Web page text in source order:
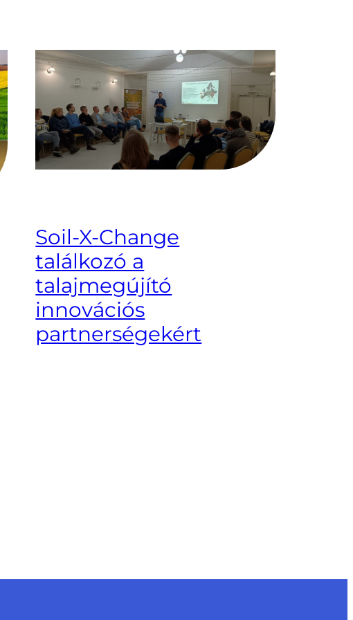
Soil-X-Change
találkozó a
talajmegújító
innovációs
partnerségekért